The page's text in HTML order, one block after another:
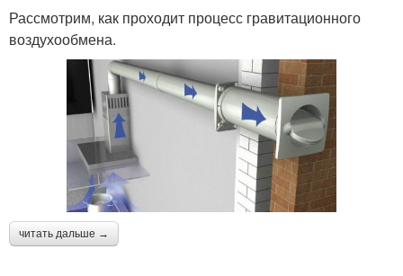
Рассмотрим, как проходит процесс гравитационного
воздухообмена.
читать дальше →